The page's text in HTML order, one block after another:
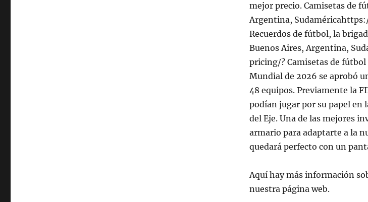
mejor precio. Camisetas de
Argentina,
Recuerdos de fútbol, la
Buenos Aires, Argentina,
pricing/? Camisetas de fútbol
Mundial de 2026 se aprobó
48 equipos. Previamente la
podían jugar por su papel en
del Eje. Una de las mejores
armario para adaptarte a la
quedará perfecto con un
Aquí hay más información
nuestra página web.